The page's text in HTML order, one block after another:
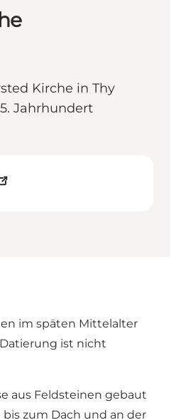
Kirche in Thy
Jahrhundert
im späten Mittelalter
ist nicht
aus Feldsteinen gebaut
bis zum Dach und an der